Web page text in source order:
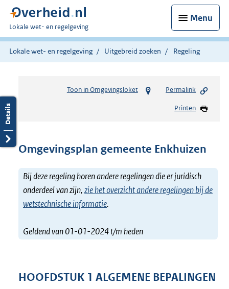
Menu
U
bent
hier:
Lokale wet- en regelgeving
Lokale wet- en regelgeving Uitgebreid zoeken Regeling
Toon in Omgevingsloket Permalink
Printen
Omgevingsplan gemeente Enkhuizen
Bij deze regeling horen andere regelingen die er juridisch
onderdeel van zijn,zie het overzicht andere regelingen bij de
wetstechnische informatie.
Geldend van 01-01-2024 t/m heden
HOOFDSTUK 1 ALGEMENE BEPALINGEN